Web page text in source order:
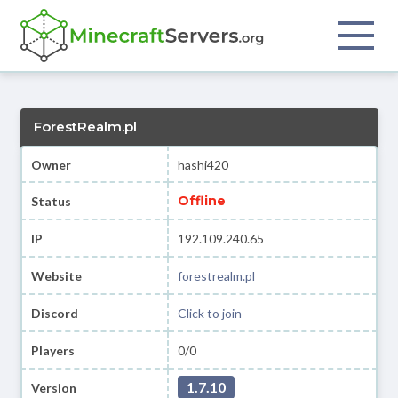
ForestRealm.pl
Owner hashi420
Status Offline
IP 192.109.240.65
Website forestrealm.pl
Discord Click to join
Players 0/0
Version 1.7.10